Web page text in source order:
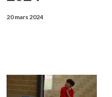
20 mars 2024